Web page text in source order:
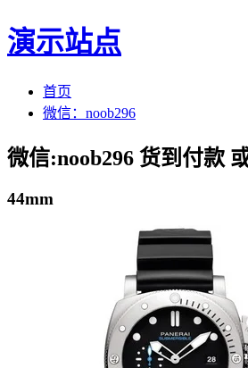
演示站点
首页
微信：noob296
微信:noob296 货到付款
44mm